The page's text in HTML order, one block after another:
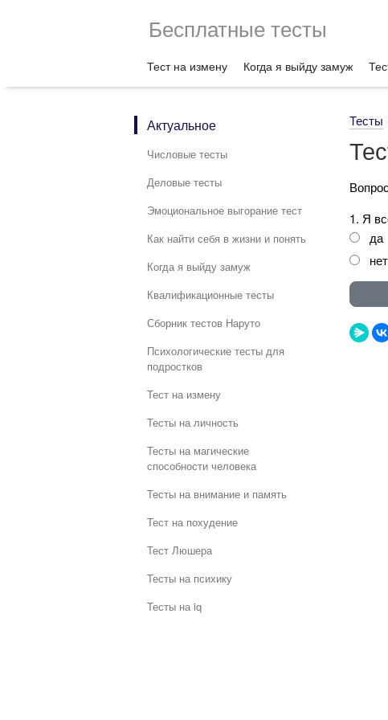
Бесплатные тесты
Тест на измену Когда я выйду замуж
Актуальное
Числовые тесты
Деловые тесты
Эмоциональное выгорание тест
Как найти себя в жизни и понять
Когда я выйду замуж
Квалификационные тесты
Сборник тестов Наруто
Психологические тесты для
подростков
Тест на измену
Тесты на личность
Тесты на магические
способности человека
Тесты на внимание и память
Тест на похудение
Тест Люшера
Тесты на психику
Тесты на iq
Тесты
1. Я
да
нет